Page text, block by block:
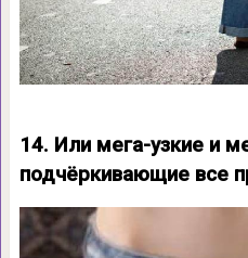
14. Или мега-узкие и
подчёркивающие все